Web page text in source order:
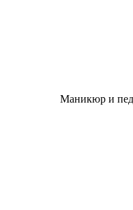
Маникюр и